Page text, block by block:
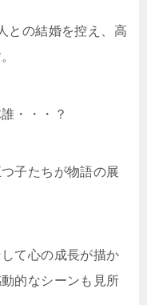
との結婚を控え、高
・・・？
子たちが物語の展
て心の成長が描か
的なシーンも見所